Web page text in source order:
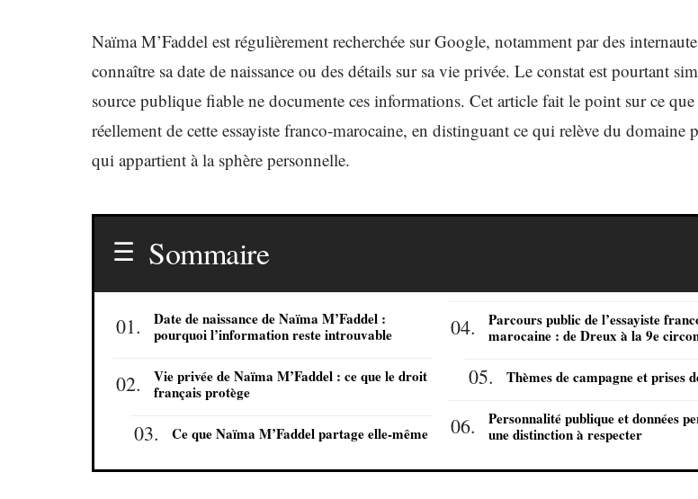
Naïma M’Faddel est régulièrement recherchée sur Google, notamment par des
connaître sa date de naissance ou des détails sur sa vie privée. Le constat est pourtant
source publique fiable ne documente ces informations. Cet article fait le point sur ce que
réellement de cette essayiste franco-marocaine, en distinguant ce qui relève du domaine
qui appartient à la sphère personnelle.
Sommaire
Date de naissance de Naïma M’Faddel :
pourquoi l’information reste introuvable
Vie privée de Naïma M’Faddel : ce que le droit
français protège
Ce que Naïma M’Faddel partage elle-même
Parcours public de l’essayiste
marocaine : de Dreux à la 9e
Thèmes de campagne et prises
Personnalité publique et données
une distinction à respecter